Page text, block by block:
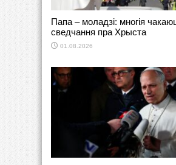
Папа – моладзі: многія
сведчання пра Хрыста
01.08.2026